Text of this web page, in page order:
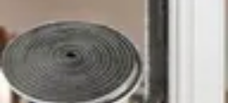
MenusierMatériaux et TechniquesConseils pratiques
Services Menuisier